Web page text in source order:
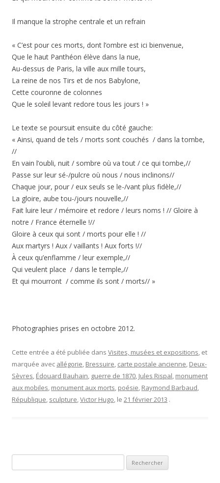
Il manque la strophe centrale et un refrain
« C’est pour ces morts, dont l’ombre est ici bienvenue,
Que le haut Panthéon élève dans la nue,
Au-dessus de Paris, la ville aux mille tours,
La reine de nos Tirs et de nos Babylone,
Cette couronne de colonnes
Que le soleil levant redore tous les jours ! »
Le texte se poursuit ensuite du côté gauche:
« Ainsi, quand de tels / morts sont couchés / dans la tombe,
//
En vain l’oubli, nuit / sombre où va tout / ce qui tombe,//
Passe sur leur sé-/pulcre où nous / nous inclinons//
Chaque jour, pour / eux seuls se le-/vant plus fidèle,//
La gloire, aube tou-/jours nouvelle,//
Fait luire leur / mémoire et redore / leurs noms ! // Gloire à
notre / France éternelle !//
Gloire à ceux qui sont / morts pour elle ! //
Aux martyrs ! Aux / vaillants ! Aux forts !//
À ceux qu’enflamme / leur exemple,//
Qui veulent place / dans le temple,//
Et qui mourront / comme ils sont / morts// »
Photographies prises en octobre 2012.
Cette entrée a été publiée dans Visites, musées et expositions, et
marquée avec allégorie, Bressuire, carte postale ancienne, Deux-
Sèvres, Édouard Bauhain, guerre de 1870, Jules Rispal, monument
aux mobiles, monument aux morts, poésie, Raymond Barbaud,
République, sculpture,Victor Hugo, le 21 février 2013 .